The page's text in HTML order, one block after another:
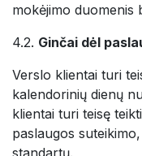
mokėjimo duomenis
4.2. Ginčai dėl
Verslo klientai turi
kalendorinių dienų
klientai turi teisę
paslaugos
standartų.